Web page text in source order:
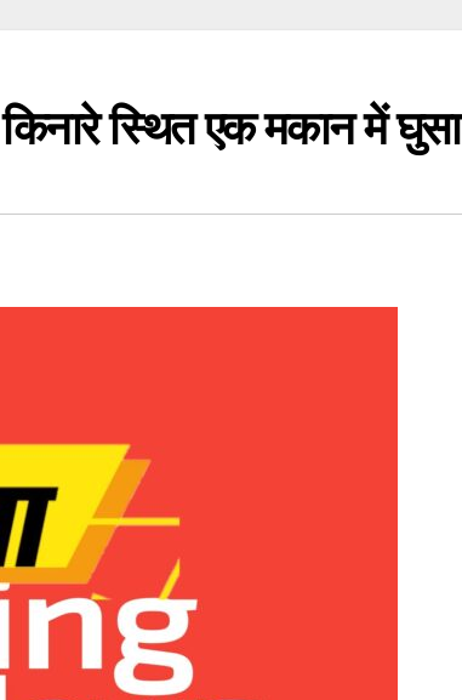
स्थित एक मकान में घुसा